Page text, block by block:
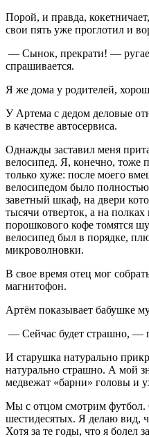
Порой, и правда,
свои пять уже проглотил и
— Сынок, прекрати! —
спрашивается.
Я же дома у родителей,
У Артема с дедом деловые
в качестве автосервиса.
Однажды заставил меня
велосипед. Я, конечно, тоже
только хуже: после моего
велосипедом было полностью
заветный шкаф, на двери
тысячи отверток, а на полках
порошкового кофе томятся
велосипед был в порядке,
микроволновки.
В свое время отец мог
магнитофон.
Артём показывает бабушке
— Сейчас будет страшно, —
И старушка натурально
натурально страшно. А мой
медвежат «барни» головы и
Мы с отцом смотрим футбол.
шестидесятых. Я делаю вид,
Хотя за те годы, что я болел